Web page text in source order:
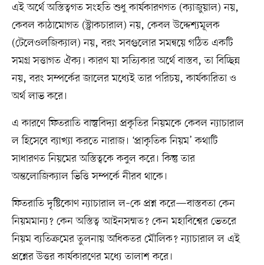
এই অর্থে অস্তিত্বগত সংহতি শুধু কার্যকারণগত (ক্যাজুয়াল) নয়,
কেবল কাঠামোগত (স্ট্রাকচারাল) নয়, কেবল উদ্দেশ্যমূলক
(টেলেওলজিক্যাল) নয়, বরং সবগুলোর সমন্বয়ে গঠিত একটি
সমগ্র সত্তাগত ঐক্য। কারণ যা সত্যিকার অর্থে বাস্তব, তা বিচ্ছিন্ন
নয়, বরং সম্পর্কের জালের মধ্যেই তার পরিচয়, কার্যকারিতা ও
অর্থ লাভ করে।
এ কারণে ফিতরাতি বাস্তুবিদ্যা প্রকৃতির নিয়মকে কেবল ন্যাচারাল
ল হিসেবে ব্যাখ্যা করতে নারাজ। ‘প্রাকৃতিক নিয়ম’ কথাটি
সাধারণত নিয়মের অস্তিত্বকে কবুল করে। কিন্তু তার
অন্তলোজিক্যাল ভিত্তি সম্পর্কে নীরব থাকে।
ফিতরাতি দৃষ্টিকোণ ন্যাচারাল ল–কে প্রশ্ন করে—বাস্তবতা কেন
নিয়মমান্য? কেন অস্তিত্ব আইনসম্মত? কেন মহাবিশ্বের ভেতরে
নিয়ম ব্যতিক্রমের তুলনায় অধিকতর মৌলিক? ন্যাচারাল ল এই
প্রশ্নের উত্তর কার্যকারণের মধ্যে তালাশ করে।